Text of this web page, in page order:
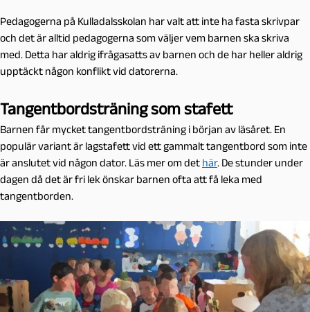
Pedagogerna på Kulladalsskolan har valt att inte ha fasta skrivpar
och det är alltid pedagogerna som väljer vem barnen ska skriva
med. Detta har aldrig ifrågasatts av barnen och de har heller aldrig
upptäckt någon konflikt vid datorerna.
Tangentbordsträning som stafett
Barnen får mycket tangentbordsträning i början av läsåret. En
populär variant är lagstafett vid ett gammalt tangentbord som inte
är anslutet vid någon dator. Läs mer om det här. De stunder under
dagen då det är fri lek önskar barnen ofta att få leka med
tangentborden.